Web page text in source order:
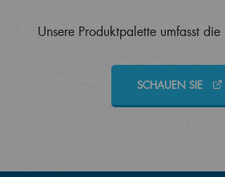
Unsere Produktpalette umfasst
SCHAUEN SIE